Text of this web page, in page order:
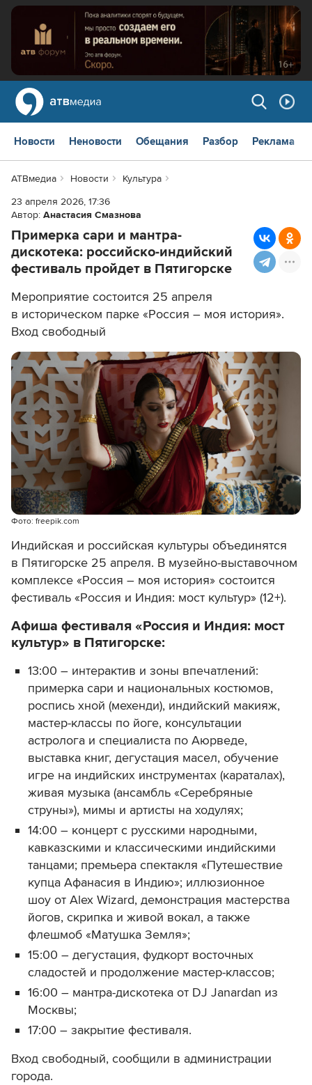
Новости Неновости Обещания Разбор Реклама
АТВмедиа Новости
Культура
23 апреля 2026, 17:36
Автор: Анастасия Смазнова
Примерка сари и мантра-
дискотека: российско-индийский
фестиваль пройдет в Пятигорске
Мероприятие состоится 25 апреля
в историческом парке «Россия – моя история».
Вход свободный
Фото: freepik.com
Индийская и российская культуры объединятся
в Пятигорске 25 апреля. В музейно-выставочном
комплексе «Россия – моя история» состоится
фестиваль «Россия и Индия: мост культур» (12+).
Афиша фестиваля «Россия и Индия: мост
культур» в Пятигорске:
13:00 – интерактив и зоны впечатлений:
примерка сари и национальных костюмов,
роспись хной (мехенди), индийский макияж,
мастер-классы по йоге, консультации
астролога и специалиста по Аюрведе,
выставка книг, дегустация масел, обучение
игре на индийских инструментах (караталах),
живая музыка (ансамбль «Серебряные
струны»), мимы и артисты на ходулях;
14:00 – концерт с русскими народными,
кавказскими и классическими индийскими
танцами; премьера спектакля «Путешествие
купца Афанасия в Индию»; иллюзионное
шоу от Alex Wizard, демонстрация мастерства
йогов, скрипка и живой вокал, а также
флешмоб «Матушка Земля»;
15:00 – дегустация, фудкорт восточных
сладостей и продолжение мастер-классов;
16:00 – мантра-дискотека от DJ Janardan из
Москвы;
17:00 – закрытие фестиваля.
Вход свободный, сообщили в администрации
города.